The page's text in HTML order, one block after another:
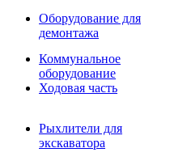
Оборудование для
демонтажа
Коммунальное
оборудование
Ходовая часть
Рыхлители для
экскаватора